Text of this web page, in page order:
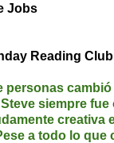
Jobs
Reading Club
personas
siempre fue
creativa
a todo lo que